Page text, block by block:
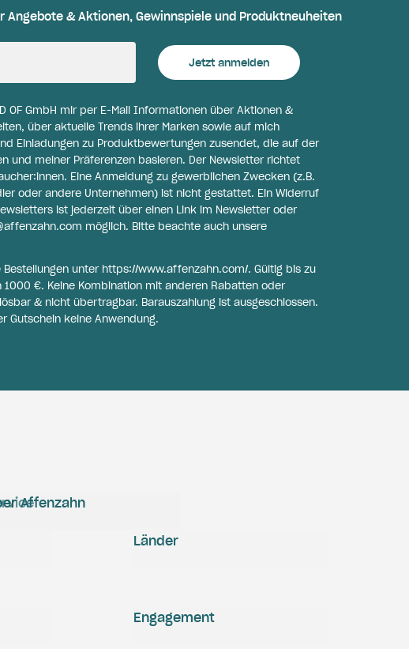
& Aktionen, Gewinnspiele und Produktneuheiten
Jetzt anmelden
OF GmbH mir per E-Mail Informationen über Aktionen &
über aktuelle Trends ihrer Marken sowie auf mich
Einladungen zu Produktbewertungen zusendet, die auf der
und meiner Präferenzen basieren. Der Newsletter richtet
Eine Anmeldung zu gewerblichen Zwecken (z.B.
oder andere Unternehmen) ist nicht gestattet. Ein Widerruf
ist jederzeit über einen Link im Newsletter oder
möglich. Bitte beachte auch unsere
Bestellungen unter https://www.affenzahn.com/. Gültig bis zu
1000 €. Keine Kombination mit anderen Rabatten oder
& nicht übertragbar. Barauszahlung ist ausgeschlossen.
Gutschein keine Anwendung.
Affenzahn
Engagement
Länder